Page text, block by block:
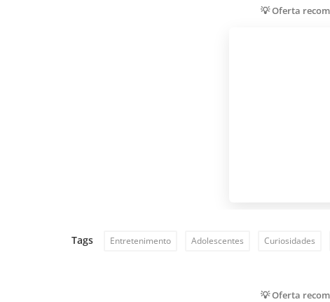
💡 Oferta
Tags Entretenimento Adolescentes Curiosidades
💡 Oferta